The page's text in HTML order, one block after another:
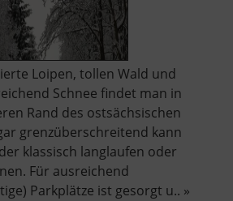
Loipen, tollen Wald und
Schnee findet man in
Rand des ostsächsischen
grenzüberschreitend kann
klassisch langlaufen oder
Für ausreichend
Parkplätze ist gesorgt u.. »